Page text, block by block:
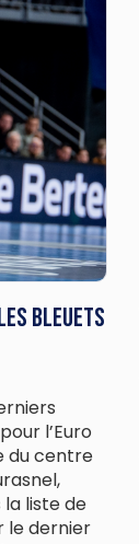
Bleuets
l’Euro
du centre
la liste de
le dernier